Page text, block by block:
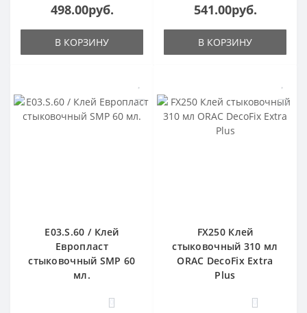
498.00руб.
В КОРЗИНУ
541.00руб.
В КОРЗИНУ
E03.S.60 / Клей
Европласт
стыковочный SMP 60
мл.
0
FX250 Клей
стыковочный 310 мл
ORAC DecoFix Extra
Plus
0